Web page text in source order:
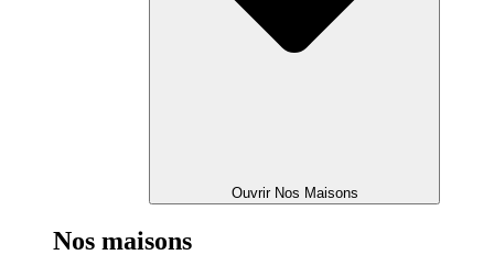
Ouvrir Nos Maisons
Nos maisons